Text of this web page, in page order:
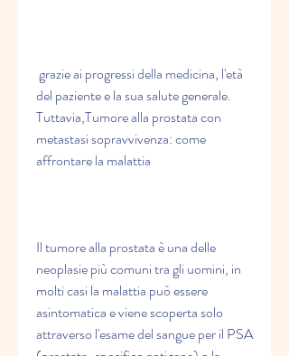
del paziente e la sua salute generale.
Tuttavia,Tumore alla prostata con
metastasi sopravvivenza: come
affrontare la malattia
Il tumore alla prostata è una delle
neoplasie più comuni tra gli uomini, in
molti casi la malattia può essere
asintomatica e viene scoperta solo
attraverso l'esame del sangue per il PSA